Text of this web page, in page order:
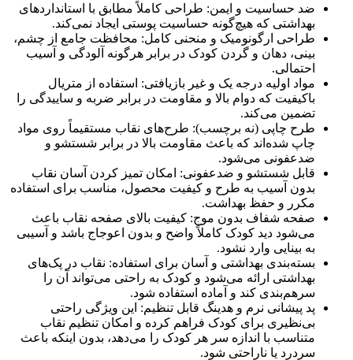
ضد حساسیت و ایمن: طراحی کاملاً مطابق با استانداردهای
بهداشتی که هیچ‌گونه حساسیت پوستی ایجاد نمی‌کند.
طراحی ارگونومیک و منحنی کامل: محافظت جامع از چشم،
بینی، دهان و گردن کودک در برابر هرگونه آلودگی و آسیب
احتمالی.
مواد اولیه درجه یک و غیر بازیافتی: استفاده از متریال
باکیفیت که دوام بالا و مقاومت در برابر ضربه و ساییدگی را
تضمین می‌کند.
طرح چاپی (نه برچسب): طرح‌های نقاب مستقیماً روی مواد
چاپ شده‌اند که باعث مقاومت بالا در برابر شستشو و
ضدعفونی می‌شود.
قابل شستشو و ضدعفونی: امکان تمیز کردن آسان نقاب
بدون آسیب به طرح و کیفیت محصول، مناسب برای استفاده
مکرر و حفظ بهداشت.
صفحه شفاف بدون موج: کیفیت بالای صفحه نقاب باعث
می‌شود دید کودک کاملاً واضح و بدون اعوجاج باشد و آسیبی
به بینایی وارد نشود.
بسته‌بندی بهداشتی و آسان برای استفاده: نقاب در پک‌های
بهداشتی ارائه می‌شود و کودک به راحتی می‌تواند آن را
سرهم‌بندی کند و آماده استفاده شود.
پد پیشانی نرم و هدینگ قابل تنظیم: این ویژگی راحتی
بی‌نظیری برای کودک فراهم کرده و امکان تنظیم نقاب
متناسب با اندازه سر هر کودک را می‌دهد، بدون اینکه باعث
سردرد یا ناراحتی شود.